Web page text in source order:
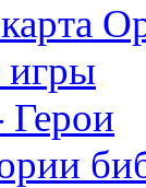
игры